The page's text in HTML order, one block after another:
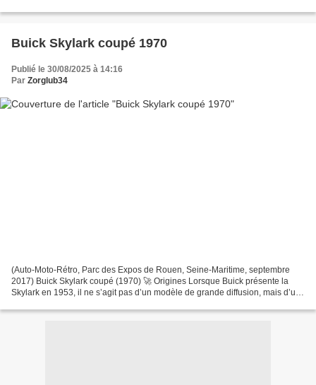
Buick Skylark coupé 1970
Publié le 30/08/2025 à 14:16
Par Zorglub34
(Auto-Moto-Rétro, Parc des Expos de Rouen, Seine-Maritime, septembre
2017) Buick Skylark coupé (1970) 🚀 Origines Lorsque Buick présente la
Skylark en 1953, il ne s’agit pas d’un modèle de grande diffusion, mais d’un